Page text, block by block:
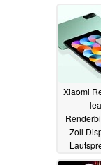
Xiaomi
Zoll
Dolby